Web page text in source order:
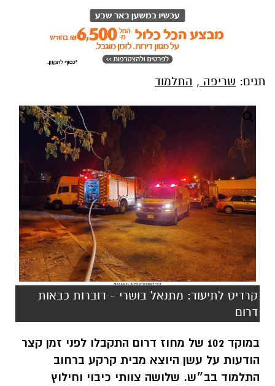
תגים: שריפה , התלמוד
קרדיט לתיעוד: מתנאל בושרי - דוברות כבאות
דרום
במוקד 102 של מחוז דרום התקבלו לפני זמן קצר
הודעות על עשן היוצא מבית קרקע ברחוב
התלמוד בב״ש. שלושה צוותי כיבוי וחילוץ